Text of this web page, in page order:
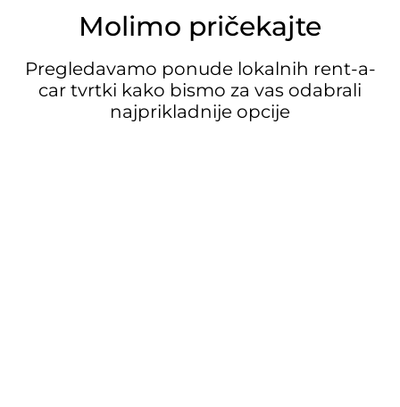
Molimo pričekajte
Pregledavamo ponude lokalnih rent-a-
car tvrtki kako bismo za vas odabrali
najprikladnije opcije